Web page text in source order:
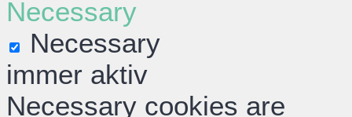
Necessary
Necessary
immer aktiv
Necessary cookies are